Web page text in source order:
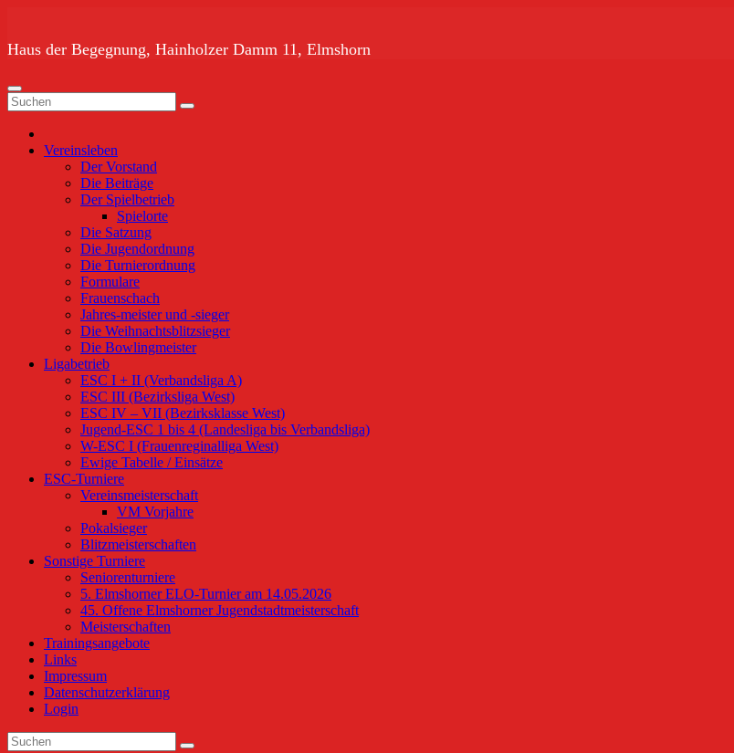
springen
Haus der Begegnung, Hainholzer Damm 11, Elmshorn
Vereinsleben
Der Vorstand
Die Beiträge
Der Spielbetrieb
Spielorte
Die Satzung
Die Jugendordnung
Die Turnierordnung
Formulare
Frauenschach
Jahres-meister und -sieger
Die Weihnachtsblitzsieger
Die Bowlingmeister
Ligabetrieb
ESC I + II (Verbandsliga A)
ESC III (Bezirksliga West)
ESC IV – VII (Bezirksklasse West)
Jugend-ESC 1 bis 4 (Landesliga bis Verbandsliga)
W-ESC I (Frauenreginalliga West)
Ewige Tabelle / Einsätze
ESC-Turniere
Vereinsmeisterschaft
VM Vorjahre
Pokalsieger
Blitzmeisterschaften
Sonstige Turniere
Seniorenturniere
5. Elmshorner ELO-Turnier am 14.05.2026
45. Offene Elmshorner Jugendstadtmeisterschaft
Meisterschaften
Trainingsangebote
Links
Impressum
Datenschutzerklärung
Login